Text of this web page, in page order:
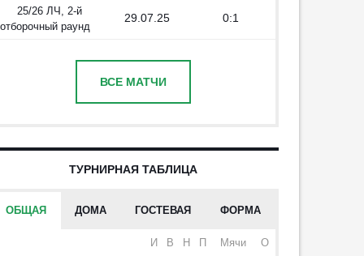
25/26 ЛЧ, 2-й
отборочный раунд
29.07.25 0:1
ВСЕ МАТЧИ
ТУРНИРНАЯ ТАБЛИЦА
ОБЩАЯ ДОМА ГОСТЕВАЯ ФОРМА
И В Н П Мячи
О